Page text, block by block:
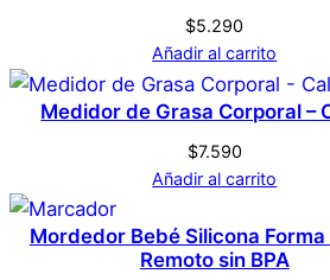
$5.290
Añadir al carrito
Medidor de Grasa Corporal –
$7.590
Añadir al carrito
Mordedor Bebé Silicona
Remoto sin BPA